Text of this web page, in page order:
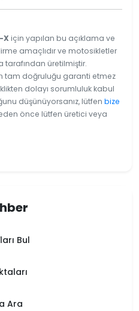
X için yapılan bu açıklama ve
amaçlıdır ve motosikletler
tarafından üretilmiştir.
tam doğruluğu garanti etmez
dolayı sorumluluk kabul
düşünüyorsanız, lütfen bize
önce lütfen üretici veya
Bul
Ara